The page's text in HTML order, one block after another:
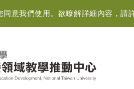
意我們使用。欲瞭解詳細內容，請